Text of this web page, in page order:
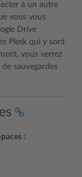
à un autre
vous vous
Drive
Plesk qui y sont
vous verrez
sauvegardes
: